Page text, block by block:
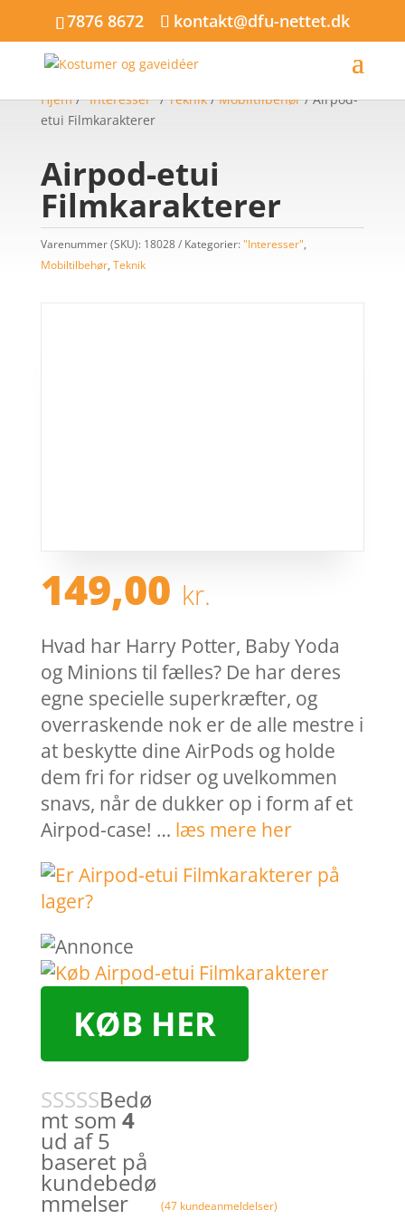
7876 8672 kontakt@dfu-nettet.dk
Hjem/"Interesser"/Teknik/Mobiltilbehør/ Airpod-
etui Filmkarakterer
Airpod-etui
Filmkarakterer
Varenummer (SKU): 18028 Kategorier:"Interesser",
Mobiltilbehør, Teknik
149,00 kr.
Hvad har Harry Potter, Baby Yoda
og Minions til fælles? De har deres
egne specielle superkræfter, og
overraskende nok er de alle mestre i
at beskytte dine AirPods og holde
dem fri for ridser og uvelkommen
snavs, når de dukker op i form af et
Airpod-case! … læs mere her
KØB HER
Bedø
mt som 4
ud af 5
baseret på
kundebedø
mmelser (47 kundeanmeldelser)